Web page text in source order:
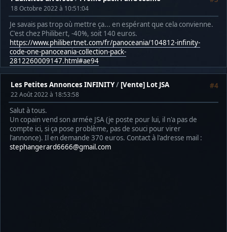
18 Octobre 2022 à 10:51:04
Je savais pas trop où mettre ça... en espérant que cela convienne.
C'est chez Philibert, -40%, soit 140 euros.
https://www.philibertnet.com/fr/panoceania/104812-infinity-
code-one-panoceania-collection-pack-
2812260009147.html#ae94
#4
Les Petites Annonces INFINITY/ [Vente] Lot JSA
22 Août 2022 à 18:53:58
Salut à tous.
Un copain vend son armée JSA (je poste pour lui, il n'a pas de
compte ici, si ça pose problème, pas de souci pour virer
l'annonce). Il en demande 370 euros. Contact à l'adresse mail :
stephangerard6666@gmail.com